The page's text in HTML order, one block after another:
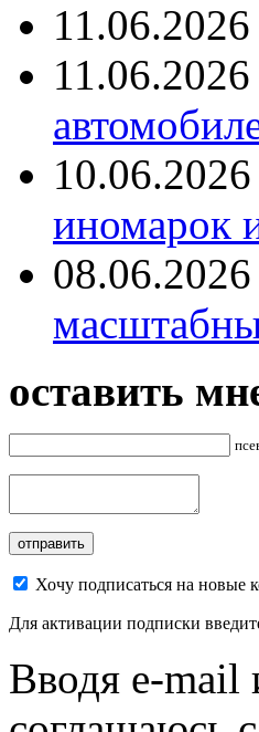
11.06.2026
11.06.2026
10.06.2026
иномарок
08.06.2026
оставить
Хочу подписаться на новые
Для активации подписки
Вводя e-mail